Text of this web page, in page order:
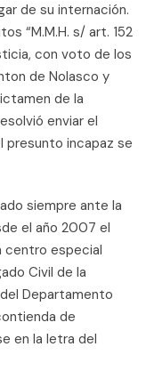
de su internación.
“M.M.H. s/ art. 152
con voto de los
de Nolasco y
de la
enviar el
presunto incapaz se
siempre ante la
el año 2007 el
centro especial
Civil de la
Departamento
de
en la letra del